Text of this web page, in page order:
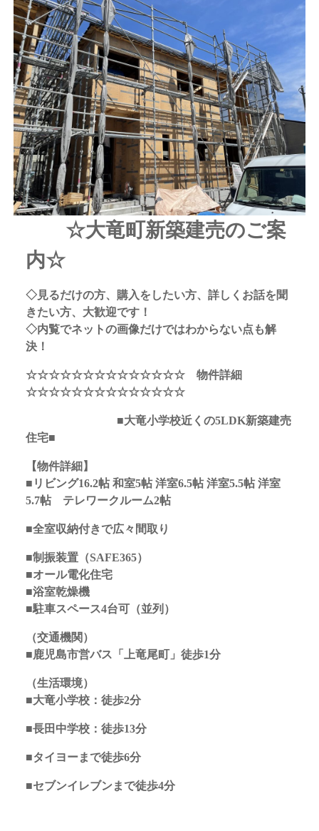
☆大竜町新築建売のご案
内☆
◇見るだけの方、購入をしたい方、詳しくお話を聞
きたい方、大歓迎です！
◇内覧でネットの画像だけではわからない点も解
決！
☆☆☆☆☆☆☆☆☆☆☆☆☆☆ 物件詳細
☆☆☆☆☆☆☆☆☆☆☆☆☆☆
■大竜小学校近くの5LDK新築建売
住宅■
【物件詳細】
■リビング16.2帖 和室5帖 洋室6.5帖 洋室5.5帖 洋室
5.7帖 テレワークルーム2帖
■全室収納付きで広々間取り
■制振装置（SAFE365）
■オール電化住宅
■浴室乾燥機
■駐車スペース4台可（並列）
（交通機関）
■鹿児島市営バス「上竜尾町」徒歩1分
（生活環境）
■大竜小学校：徒歩2分
■長田中学校：徒歩13分
■タイヨーまで徒歩6分
■セブンイレブンまで徒歩4分